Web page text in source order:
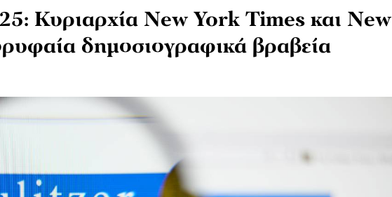
Κυριαρχία New York Times και New
δημοσιογραφικά βραβεία